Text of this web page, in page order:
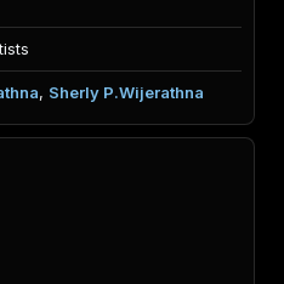
, Sherly P.Wijerathna